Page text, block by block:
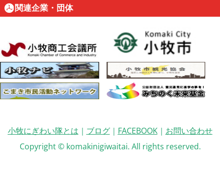
関連企業・団体
小牧にぎわい隊とは ｜ ブログ｜ FACEBOOK｜ お問い合わせ
Copyright © komakinigiwaitai. All rights reserved.